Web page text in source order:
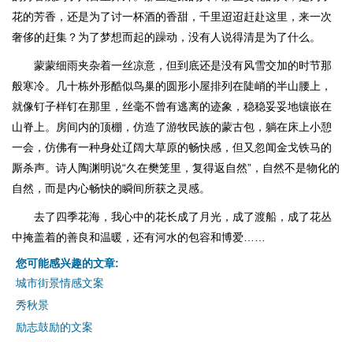
花的芳香，还是为了讨一杯酒的香甜，千里迢迢赶赴这里，来一次
奢侈的赶集？为了梦想而起的躁动，没有人说得清是为了什么。
蒙蒙细雨夹杂着一丝凉意，但到底还是没有风雪交加的时节那
般寒冷。几十栋外形酷似鸟巢的圆形小屋排列在陡峭的半山腰上，
就像钉子样钉在那里，丝毫不曾有逃离的迹象，稳稳妥妥地镶嵌在
山脊上。房间内的顶棚，仿造了游牧民族的蒙古包，躺在床上小憩
一会，仿佛有一种身处辽阔大草原的畅快感，但又忽闻金戈铁马的
厮杀声。诗人陶渊明说“久在樊笼里，复得返自然”，自然不是物化的
自然，而是内心畅快的瞬间所获之灵感。
去了四季花海，我心中的花长成了月光，成了渡船，成了花丛
中掩盖着的善良和温暖，还有河水的包容和博爱……
您可能感兴趣的文章:
城市街景情感文案
秀秋景
励志鼓励的文案